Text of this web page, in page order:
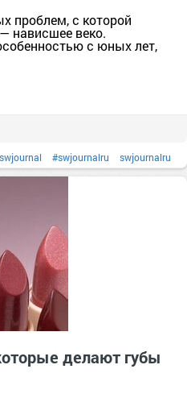
проблем, с которой
нависшее веко.
с юных лет,
swjournal #swjournalru swjournalru
#лакдляногтей
#подарок
тер. сдт Подарок (г.Уржум) [714111]
[13321] #шанель
яркаяпомада
делают губы